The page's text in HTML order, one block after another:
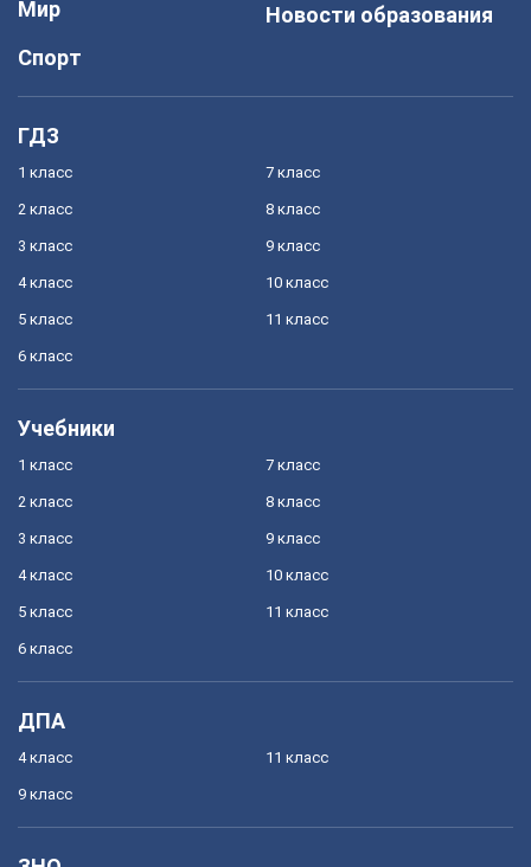
Мир
Спорт
Новости образования
ГДЗ
1 класс
2 класс
3 класс
4 класс
5 класс
6 класс
7 класс
8 класс
9 класс
10 класс
11 класс
Учебники
1 класс
2 класс
3 класс
4 класс
5 класс
6 класс
7 класс
8 класс
9 класс
10 класс
11 класс
ДПА
4 класс
9 класс
11 класс